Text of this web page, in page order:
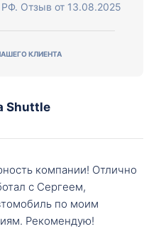
РФ. Отзыв от 13.08.2025
КЛИЕНТА
Shuttle
компании! Отлично
с Сергеем,
по моим
Рекомендую!